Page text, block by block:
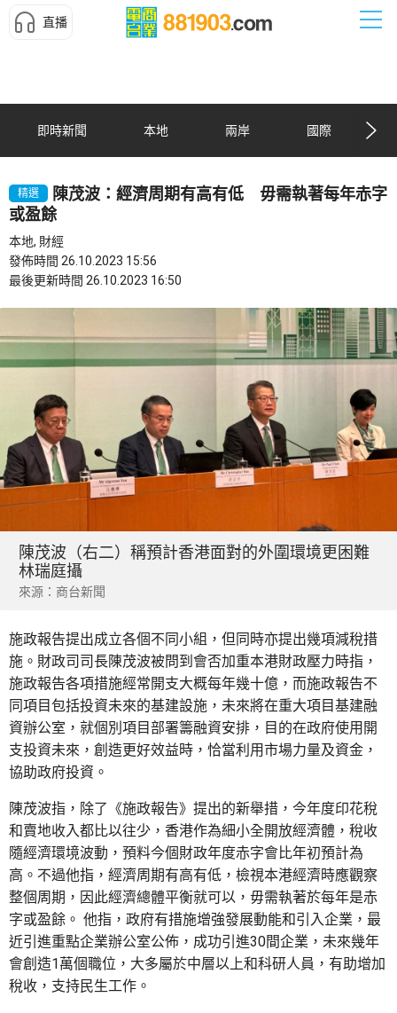
直播
即時新聞 本地 兩岸 國際
精選
陳茂波：經濟周期有高有低 毋需執著每年赤字
或盈餘
本地, 財經
發佈時間 26.10.2023 15:56
最後更新時間 26.10.2023 16:50
陳茂波（右二）稱預計香港面對的外圍環境更困難
林瑞庭攝
來源：商台新聞
施政報告提出成立各個不同小組，但同時亦提出幾項減稅措
施。財政司司長陳茂波被問到會否加重本港財政壓力時指，
施政報告各項措施經常開支大概每年幾十億，而施政報告不
同項目包括投資未來的基建設施，未來將在重大項目基建融
資辦公室，就個別項目部署籌融資安排，目的在政府使用開
支投資未來，創造更好效益時，恰當利用市場力量及資金，
協助政府投資。
陳茂波指，除了《施政報告》提出的新舉措，今年度印花稅
和賣地收入都比以往少，香港作為細小全開放經濟體，稅收
隨經濟環境波動，預料今個財政年度赤字會比年初預計為
高。不過他指，經濟周期有高有低，檢視本港經濟時應觀察
整個周期，因此經濟總體平衡就可以，毋需執著於每年是赤
字或盈餘。 他指，政府有措施增強發展動能和引入企業，最
近引進重點企業辦公室公佈，成功引進30間企業，未來幾年
會創造1萬個職位，大多屬於中層以上和科研人員，有助增加
稅收，支持民生工作。